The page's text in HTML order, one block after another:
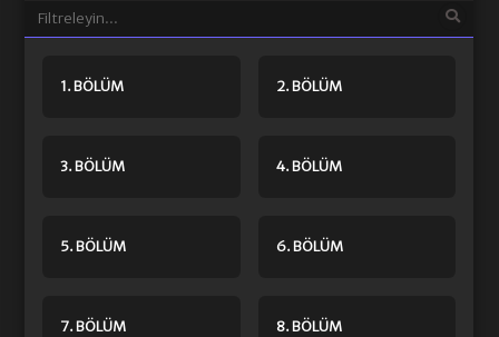
1. BÖLÜM 2. BÖLÜM
3. BÖLÜM 4. BÖLÜM
5. BÖLÜM 6. BÖLÜM
7. BÖLÜM 8. BÖLÜM